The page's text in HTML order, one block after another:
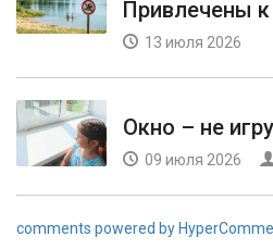
Привлечены к
13 июля 2026
Окно – не
09 июля 2026
comments powered by